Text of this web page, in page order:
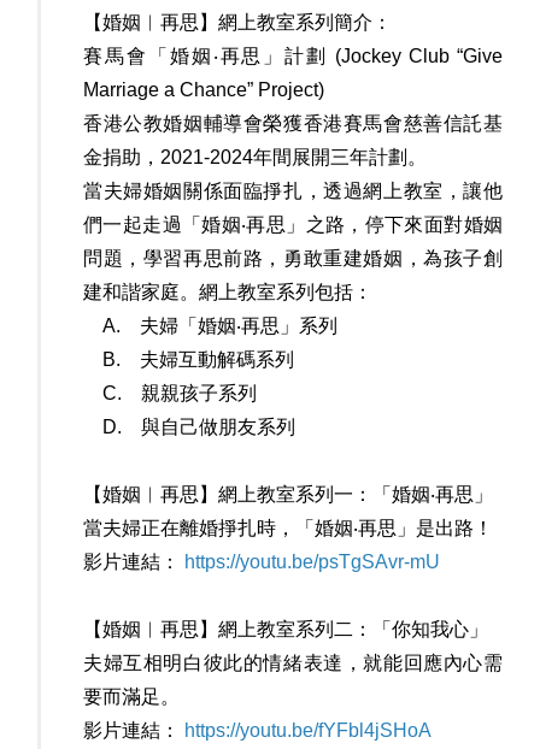
【婚姻︳再思】網上教室系列簡介：
賽馬會「婚姻‧再思」計劃 (Jockey Club “Give
Marriage a Chance” Project)
香港公教婚姻輔導會榮獲香港賽馬會慈善信託基
金捐助，2021-2024年間展開三年計劃。
當夫婦婚姻關係面臨掙扎，透過網上教室，讓他
們一起走過「婚姻‧再思」之路，停下來面對婚姻
問題，學習再思前路，勇敢重建婚姻，為孩子創
建和諧家庭。網上教室系列包括：
A. 夫婦「婚姻‧再思」系列
B. 夫婦互動解碼系列
C. 親親孩子系列
D. 與自己做朋友系列
【婚姻︳再思】網上教室系列一：「婚姻‧再思」
當夫婦正在離婚掙扎時，「婚姻‧再思」是出路！
影片連結：
https://youtu.be/psTgSAvr-mU
【婚姻︳再思】網上教室系列二：「你知我心」
夫婦互相明白彼此的情緒表達，就能回應內心需
要而滿足。
影片連結：
https://youtu.be/fYFbl4jSHoA